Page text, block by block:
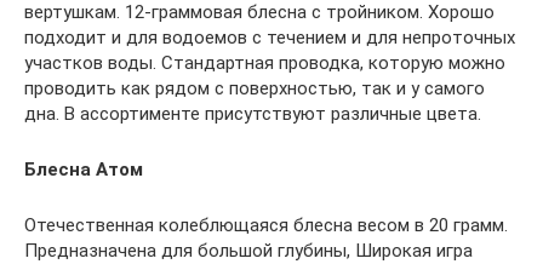
вертушкам. 12-граммовая блесна с тройником. Хорошо
подходит и для водоемов с течением и для непроточных
участков воды. Стандартная проводка, которую можно
проводить как рядом с поверхностью, так и у самого
дна. В ассортименте присутствуют различные цвета.
Блесна Атом
Отечественная колеблющаяся блесна весом в 20 грамм.
Предназначена для большой глубины, Широкая игра